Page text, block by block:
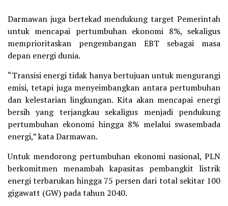
Darmawan juga bertekad mendukung target Pemerintah
untuk mencapai pertumbuhan ekonomi 8%, sekaligus
memprioritaskan pengembangan EBT sebagai masa
depan energi dunia.
“Transisi energi tidak hanya bertujuan untuk mengurangi
emisi, tetapi juga menyeimbangkan antara pertumbuhan
dan kelestarian lingkungan. Kita akan mencapai energi
bersih yang terjangkau sekaligus menjadi pendukung
pertumbuhan ekonomi hingga 8% melalui swasembada
energi,” kata Darmawan.
Untuk mendorong pertumbuhan ekonomi nasional, PLN
berkomitmen menambah kapasitas pembangkit listrik
energi terbarukan hingga 75 persen dari total sekitar 100
gigawatt (GW) pada tahun 2040.